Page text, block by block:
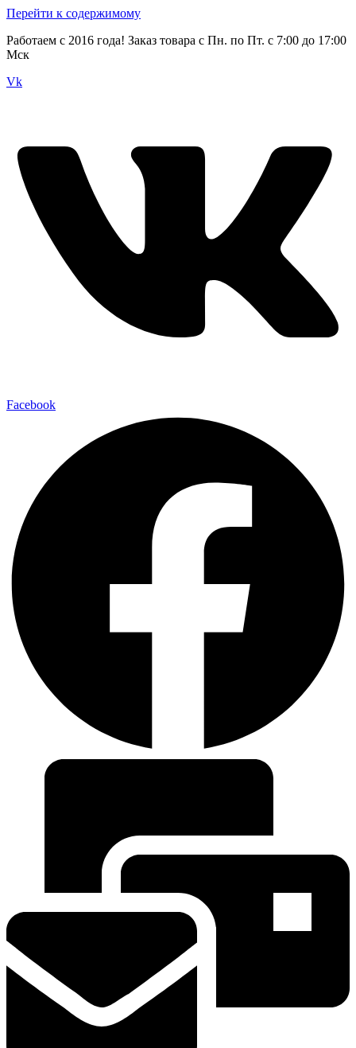
Перейти к содержимому
Работаем с 2016 года! Заказ товара с Пн. по Пт. с 7:00 до 17:00
Мск
Vk
Facebook